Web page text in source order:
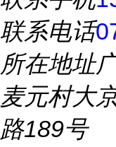
联系电话
所在地址
麦元村大
路189号